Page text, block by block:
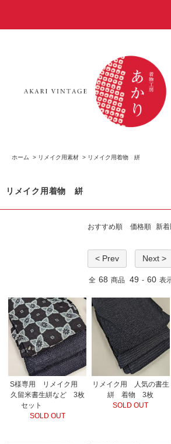
ホーム > リメイク用素材 > リメイク用着物 絣
リメイク用着物 絣
おすすめ順 価格順 新
< Prev Next >
全 68 商品 49 - 60 表
S様専用 リメイク用
久留米書生絣など 3枚
セット
SOLD OUT
リメイク用 人気の書生
絣 着物 3枚
SOLD OUT